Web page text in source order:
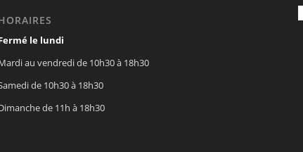
le lundi
au vendredi de 10h30 à 18h30
de 10h30 à 18h30
de 11h à 18h30